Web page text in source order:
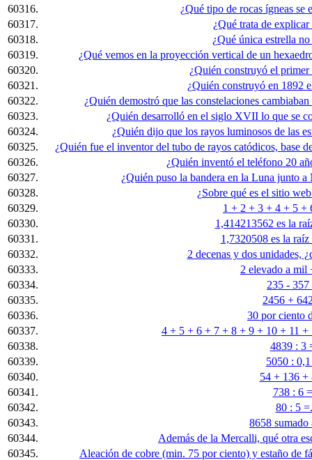
60316.
¿Qué tipo de rocas ígneas se
60317.
¿Qué trata de
60318.
¿Qué única estrella
60319.
¿Qué vemos en la proyección vertical de un
60320.
¿Quién construyó el
60321.
¿Quién construyó en 1892
60322.
¿Quién demostró que las constelaciones
60323.
¿Quién desarrolló en el siglo XVII lo que se
60324.
¿Quién dijo que los rayos luminosos de las
60325.
¿Quién fue el inventor del tubo de rayos catódicos, base
60326.
¿Quién inventó el teléfono 20
60327.
¿Quién puso la bandera en la Luna junto
60328.
¿Sobre qué es el sitio
60329.
1 + 2 + 3 + 4 + 5 +
60330.
1,414213562 es la
60331.
1,7320508 es la raíz
60332.
2 decenas y dos unidades,
60333.
2 elevado a mil
60334.
235 - 357
60335.
2456 +
60336.
30 por ciento
60337.
4 + 5 + 6 + 7 + 8 + 9 + 10 + 11
60338.
4839 : 3
60339.
5050 :
60340.
54 + 136 +
60341.
738 : 6
60342.
80 : 5
60343.
8658 sumado
60344.
Además de la Mercalli, qué otra
60345.
Aleación de cobre (min. 75 por ciento) y estaño de